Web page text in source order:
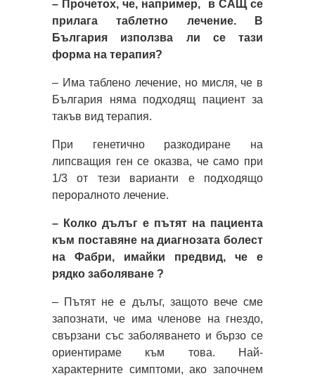
– Прочетох, че, например, в САЩ се
прилага таблетно лечение. В
България използва ли се тази
форма на терапия?
– Има таблено лечение, но мисля, че в
България няма подходящ пациент за
такъв вид терапия.
При генетично разкодиране на
липсващия ген се оказва, че само при
1/3 от тези варианти е подходящо
пероралното лечение.
– Колко дълъг е пътят на пациента
към поставяне на диагнозата болест
на Фабри, имайки предвид, че е
рядко заболяване ?
– Пътят не е дълъг, защото вече сме
запознати, че има членове на гнездо,
свързани със заболяването и бързо се
ориентираме към това. Най-
характерните симптоми, ако започнем